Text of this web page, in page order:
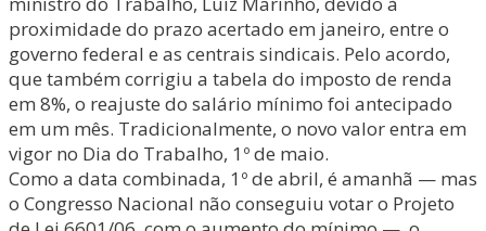
proximidade do prazo acertado em janeiro, entre o
governo federal e as centrais sindicais. Pelo acordo,
que também corrigiu a tabela do imposto de renda
em 8%, o reajuste do salário mínimo foi antecipado
em um mês. Tradicionalmente, o novo valor entra em
vigor no Dia do Trabalho, 1º de maio.
Como a data combinada, 1º de abril, é amanhã — mas
o Congresso Nacional não conseguiu votar o Projeto